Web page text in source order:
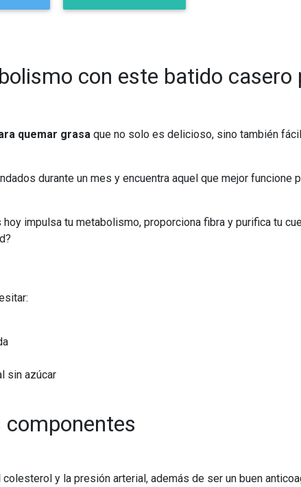
con este batido casero
quemar grasa que no solo es delicioso, sino también
durante un mes y encuentra aquel que mejor funcione
impulsa tu metabolismo, proporciona fibra y purifica tu
sin azúcar
componentes
y la presión arterial, además de ser un buen